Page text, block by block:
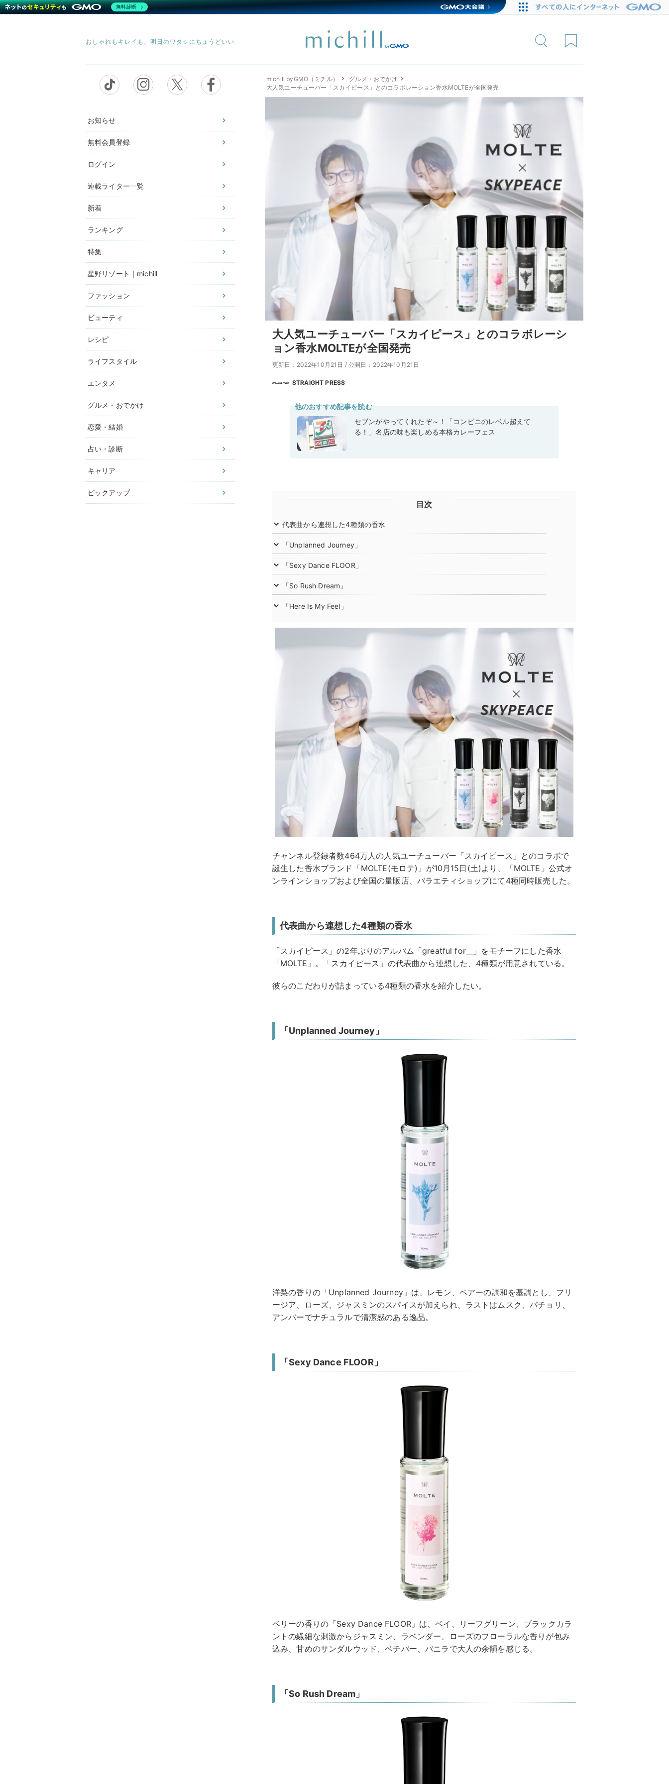
お知らせ
無料会員登録
ログイン
連載ライター一覧
新着
ランキング
特集
星野リゾート｜michill
ファッション
ビューティ
レシピ
ライフスタイル
エンタメ
グルメ・おでかけ
恋愛・結婚
占い・診断
キャリア
ピックアップ
michill byGMO（ミチル）
グルメ・おでかけ
大人気ユーチューバー「スカイピース」とのコラボレーション香水MOLTEが全国発売
大人気ユーチューバー「スカイピース」とのコラボレーシ
ョン香水MOLTEが全国発売
更新日：2022年10月21日 / 公開日：2022年10月21日
STRAIGHT PRESS
他のおすすめ記事を読む
セブンがやってくれたぞ～！「コンビニのレベル超えて
る！」名店の味も楽しめる本格カレーフェス
目次
代表曲から連想した4種類の香水
「Unplanned Journey」
「Sexy Dance FLOOR」
「So Rush Dream」
「Here Is My Feel」
チャンネル登録者数464万人の人気ユーチューバー「スカイピース」とのコラボで
誕生した香水ブランド「MOLTE(モロテ)」が10月15日(土)より、「MOLTE」公式オ
ンラインショップおよび全国の量販店、バラエティショップにて4種同時販売した。
代表曲から連想した4種類の香水
「スカイピース」の2年ぶりのアルバム「greatful for__」をモチーフにした香水
「MOLTE」。「スカイピース」の代表曲から連想した、4種類が用意されている。
彼らのこだわりが詰まっている4種類の香水を紹介したい。
「Unplanned Journey」
洋梨の香りの「Unplanned Journey」は、レモン、ペアーの調和を基調とし、フリ
ージア、ローズ、ジャスミンのスパイスが加えられ、ラストはムスク、パチョリ、
アンバーでナチュラルで清潔感のある逸品。
「Sexy Dance FLOOR」
ベリーの香りの「Sexy Dance FLOOR」は、ベイ、リーフグリーン、ブラックカラ
ントの繊細な刺激からジャスミン、ラベンダー、ローズのフローラルな香りが包み
込み、甘めのサンダルウッド、ベチバー、バニラで大人の余韻を感じる。
「So Rush Dream」
無料診断